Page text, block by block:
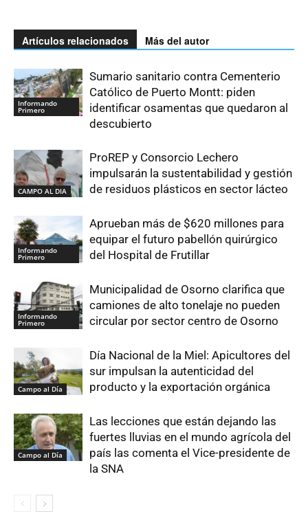
Artículos relacionados Más del autor
Informando
Primero
Sumario sanitario contra Cementerio
Católico de Puerto Montt: piden
identificar osamentas que quedaron al
descubierto
CAMPO AL DIA
ProREP y Consorcio Lechero
impulsarán la sustentabilidad y gestión
de residuos plásticos en sector lácteo
Informando
Primero
Aprueban más de $620 millones para
equipar el futuro pabellón quirúrgico
del Hospital de Frutillar
Informando
Primero
Municipalidad de Osorno clarifica que
camiones de alto tonelaje no pueden
circular por sector centro de Osorno
Campo al Día
Día Nacional de la Miel: Apicultores del
sur impulsan la autenticidad del
producto y la exportación orgánica
Campo al Día
Las lecciones que están dejando las
fuertes lluvias en el mundo agrícola del
país las comenta el Vice-presidente de
la SNA